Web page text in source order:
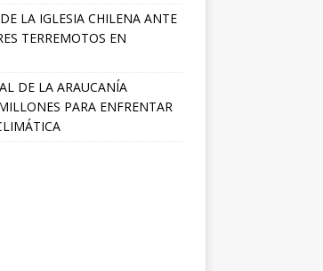
LA IGLESIA CHILENA ANTE
TERREMOTOS EN
DE LA ARAUCANÍA
PARA ENFRENTAR